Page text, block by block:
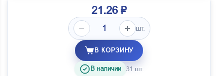
21.26 ₽
шт.
В КОРЗИНУ
В наличии 31 шт.